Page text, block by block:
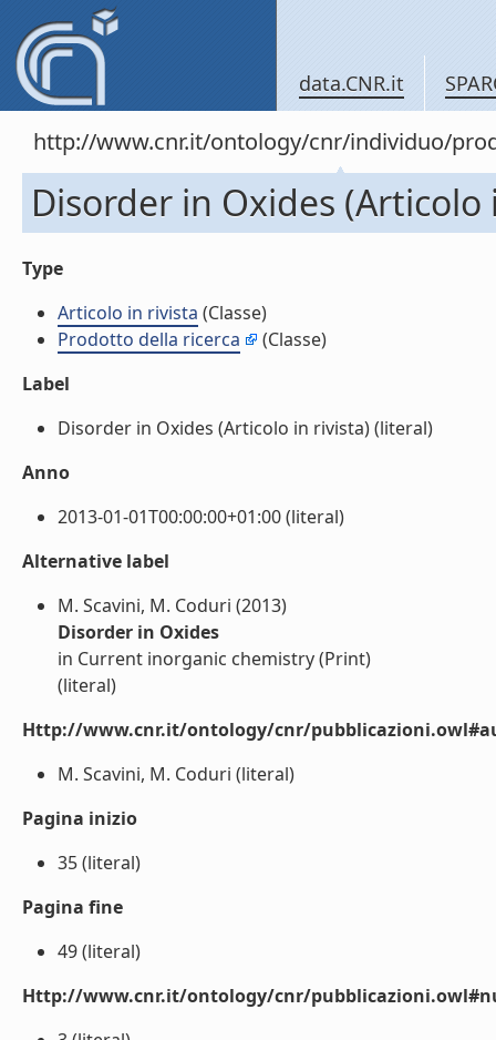
data.CNR.it
http://www.cnr.it/ontology/cnr/individuo/
Disorder in Oxides (Articolo
Type
Articolo in rivista (Classe)
Prodotto della ricerca
(Classe)
Label
Disorder in Oxides (Articolo in rivista) (literal)
Anno
2013-01-01T00:00:00+01:00 (literal)
Alternative label
M. Scavini, M. Coduri (2013)
Disorder in Oxides
in Current inorganic chemistry (Print)
(literal)
Http://www.cnr.it/ontology/cnr/
M. Scavini, M. Coduri (literal)
Pagina inizio
35 (literal)
Pagina fine
49 (literal)
Http://www.cnr.it/ontology/cnr/